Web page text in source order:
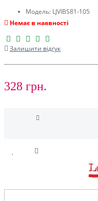
Модель: LJVIBS81-105
Немає в наявності
Залишити відгук
328 грн.